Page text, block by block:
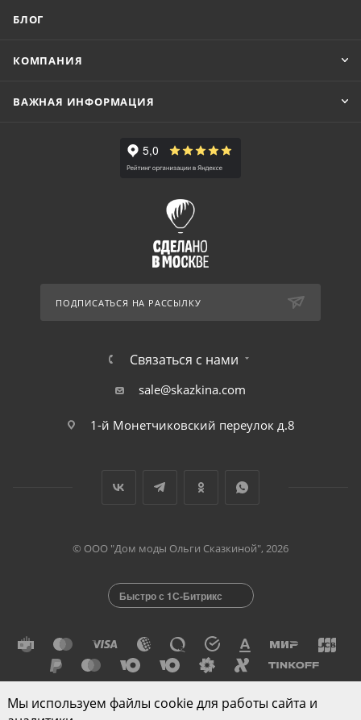
БЛОГ
КОМПАНИЯ
ВАЖНАЯ ИНФОРМАЦИЯ
ПОДПИСАТЬСЯ НА РАССЫЛКУ
Связаться с нами
sale@skazkina.com
1-й Монетчиковский переулок д.8
© ООО "Дом моды Ольги Сказкиной", 2026
Быстро с 1С-Битрикс
Разработано в
Мы используем файлы cookie для работы сайта и